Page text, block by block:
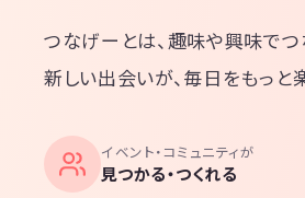
つなげーとは、趣味や興味でつ
新しい出会いが、毎日をもっと楽
イベント・コミュニティが
見つかる・つくれる